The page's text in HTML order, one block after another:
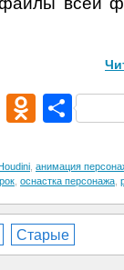
Mail.Ru
Houdini анимация
оснастка персонажа
Старые